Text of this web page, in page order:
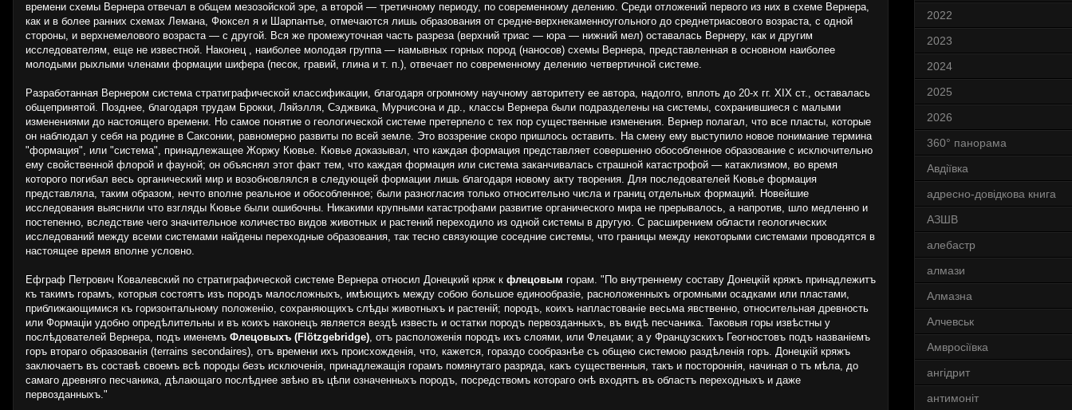
времени схемы Вернера отвечал в общем мезозойской эре, а второй — третичному периоду, по современному делению. Среди отложений первого из них в схеме Вер­нера,
как и в более ранних схемах Лемана, Фюксел я и Шарпантье, от­мечаются лишь образования от средне-верхнекаменноугольного до среднетриасового возраста, с одной
стороны, и верхнемелового возраста — с другой. Вся же промежуточная часть разреза (верхний триас — юра — нижний мел) оставалась Вернеру, как и другим
исследователям, еще не известной. Наконец , наиболее молодая группа — намывных горных пород (на­носов) схемы Вернера, представленная в основном наиболее
молодыми рыхлыми членами формации шифера (песок, гравий, глина и т. п.), от­вечает по современному делению четвертичной системе.
Разработанная Вернером система стратиграфической классифи­кации, благодаря огромному научному авторитету ее автора, надолго, вплоть до 20-х гг. XIX ст., оставалась
общепринятой. Позднее, благодаря трудам Брокки, Ляйэлля, Сэджвика, Мурчисона и др., классы Вернера были подразделены на системы, сохранившиеся с малыми
изменениями до настоящего времени. Но самое понятие о геологической системе претерпело с тех пор существенные изменения. Вернер полагал, что все пласты, которые
он наблюдал у себя на родине в Саксонии, равномерно развиты по всей земле. Это воззрение скоро пришлось оставить. На смену ему выступило новое понимание термина
"формация", или "система", принадлежащее Жоржу Кювье. Кювье доказывал, что каждая формация представляет совершенно обособленное образование с исключительно
ему свойственной флорой и фауной; он объяснял этот факт тем, что каждая формация или система заканчивалась страшной катастрофой — катаклизмом, во время
которого погибал весь органический мир и возобновлялся в следующей формации лишь благодаря новому акту творения. Для последователей Кювье формация
представляла, таким образом, нечто вполне реальное и обособленное; были разногласия только относительно числа и границ отдельных формаций. Новейшие
исследования выяснили что взгляды Кювье были ошибочны. Никакими крупными катастрофами развитие органического мира не прерывалось, а напротив, шло медленно и
постепенно, вследствие чего значительное количество видов животных и растений переходило из одной системы в другую. С расширением области геологических
исследований между всеми системами найдены переходные образования, так тесно связующие соседние системы, что границы между некоторыми системами проводятся в
настоящее время вполне условно.
Ефграф Петрович Ковалевский по стратиграфической системе Вернера относил Донецкий кряж к флецовым горам. "По внутреннему составу Донецкій кряжъ принадлежитъ
къ такимъ горамъ, которыя состоятъ изъ породъ малосложныхъ, имѣющихъ между собою большое единообразіе, расноложенныхъ огромными осадками или пластами,
приближающимися къ горизонтальному положенію, сохраняющихъ слѣды животныхъ и растеній; породъ, коихъ напластованіе весьма явственно, относительная древность
или Формаціи удобно опредѣлительны и въ коихъ наконецъ является вездѣ известь и остатки породъ первозданныхъ, въ видѣ песчаника. Таковыя горы извѣстны у
послѣдователей Вернера, подъ именемъ Флецовыхъ (Flötzgebridge), отъ расположенія породъ ихъ слоями, или Флецами; а у Французскихъ Геогностовъ подъ названіемъ
горъ втораго образованія (terrains secondaires), отъ времени ихъ происхожденія, что, кажется, гораздо сообразнѣе съ общею системою раздѣленія горъ. Донецкій кряжъ
заключаетъ въ составѣ своемъ всѣ породы безъ исключенія, принадлежащія горамъ помянутаго разряда, какъ существенныя, такъ и постороннія, начиная о тъ мѣла, до
самаго древняго песчаника, дѣлающаго послѣднее звѣно въ цѣпи означенныхъ породъ, поcредствомъ котораго онѣ входятъ въ областъ переходныхъ и даже
первозданныхъ."
2022
2023
2024
2025
2026
360° панорама
Авдіївка
адресно-довідкова книга
АЗШВ
алебастр
алмази
Алмазна
Алчевськ
Амвросіївка
ангідрит
антимоніт